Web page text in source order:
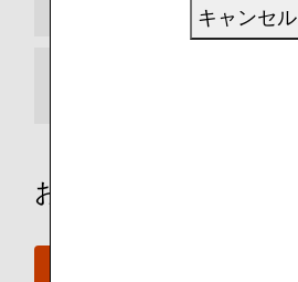
お困りですか？
キャンセル